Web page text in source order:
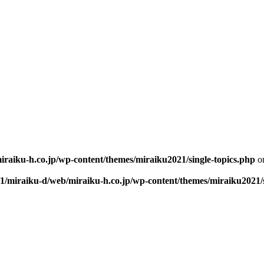
h.co.jp/wp-content/themes/miraiku2021/single-topics.php
1/miraiku-d/web/miraiku-h.co.jp/wp-content/themes/